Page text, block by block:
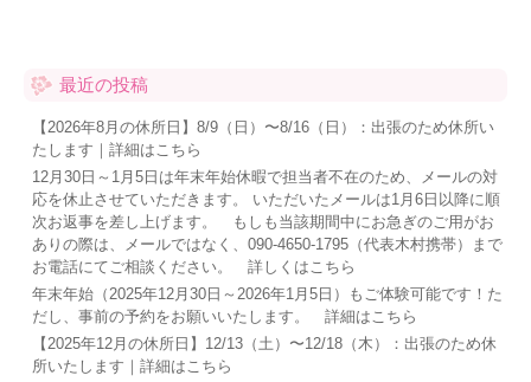
最近の投稿
【2026年8月の休所日】8/9（日）〜8/16（日）：出張のため休所い
たします｜詳細はこちら
12月30日～1月5日は年末年始休暇で担当者不在のため、メールの対
応を休止させていただきます。 いただいたメールは1月6日以降に順
次お返事を差し上げます。 もしも当該期間中にお急ぎのご用がお
ありの際は、メールではなく、090-4650-1795（代表木村携帯）まで
お電話にてご相談ください。 詳しくはこちら
年末年始（2025年12月30日～2026年1月5日）もご体験可能です！た
だし、事前の予約をお願いいたします。 詳細はこちら
【2025年12月の休所日】12/13（土）〜12/18（木）：出張のため休
所いたします｜詳細はこちら